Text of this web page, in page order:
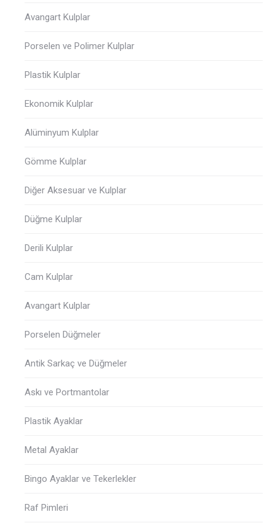
Avangart Kulplar
Porselen ve Polimer Kulplar
Plastik Kulplar
Ekonomik Kulplar
Alüminyum Kulplar
Gömme Kulplar
Diğer Aksesuar ve Kulplar
Düğme Kulplar
Derili Kulplar
Cam Kulplar
Avangart Kulplar
Porselen Düğmeler
Antik Sarkaç ve Düğmeler
Askı ve Portmantolar
Plastik Ayaklar
Metal Ayaklar
Bingo Ayaklar ve Tekerlekler
Raf Pimleri